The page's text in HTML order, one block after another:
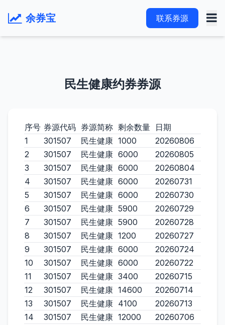
余券宝 联系券源
民生健康约券券源
序号 券源代码 券源简称 剩余数量 日期
1
301507 民生健康 1000
20260806
2
301507 民生健康 6000
20260805
3
301507 民生健康 6000
20260804
4
301507 民生健康 6000
20260731
5
301507 民生健康 6000
20260730
6
301507 民生健康 5900
20260729
7
301507 民生健康 5900
20260728
8
301507 民生健康 1200
20260727
9
301507 民生健康 6000
20260724
10
301507 民生健康 6000
20260722
11
301507 民生健康 3400
20260715
12
301507 民生健康 14600
20260714
13
301507 民生健康 4100
20260713
14
301507 民生健康 12000
20260706